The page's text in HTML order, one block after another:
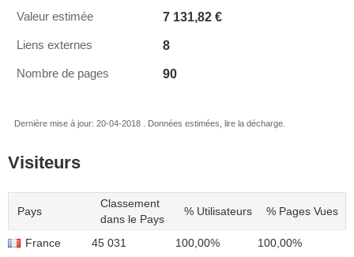
Valeur estimée 7 131,82 €
Liens externes 8
Nombre de pages 90
Dernière mise à jour: 20-04-2018 . Données estimées, lire la décharge.
Visiteurs
Pays
Classement
dans le Pays
% Utilisateurs % Pages Vues
France 45 031 100,00% 100,00%